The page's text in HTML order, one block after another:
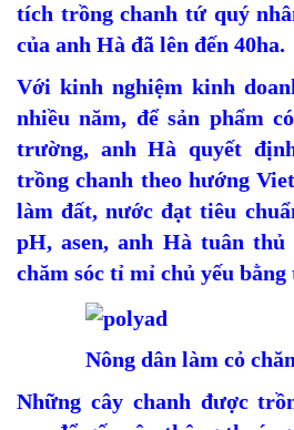
tích trồng chanh tứ quý
của anh Hà đã lên đến 40ha.
Với kinh nghiệm kinh
nhiều năm, để sản phẩm
trường, anh Hà quyết
trồng chanh theo hướng
làm đất, nước đạt tiêu
pH, asen, anh Hà tuân
chăm sóc tỉ mỉ chủ yếu
Nông dân làm cỏ
Những cây chanh được